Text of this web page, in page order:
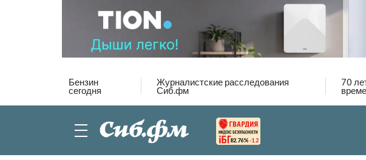
Бензин
сегодня
Журналистские расследования
Сиб.фм
70
82.76% -1.2